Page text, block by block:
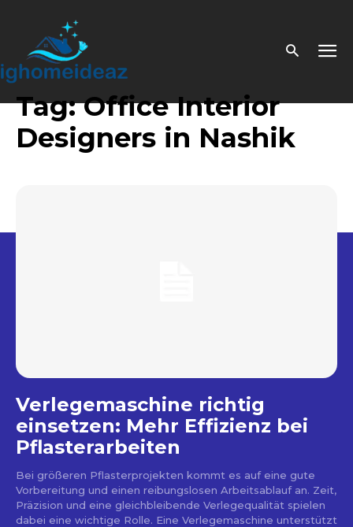
Tag:Office Interior
Designers in Nashik
Verlegemaschine richtig
einsetzen: Mehr Effizienz bei
Pflasterarbeiten
Bei größeren Pflasterprojekten kommt es auf eine gute
Vorbereitung und einen reibungslosen Arbeitsablauf an. Zeit,
Präzision und eine gleichbleibende Verlegequalität spielen
dabei eine wichtige Rolle. Eine Verlegemaschine unterstützt